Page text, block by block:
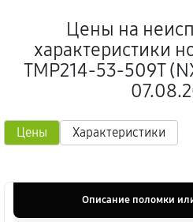
Цены на
характеристики
TMP214-53-509T
Цены Характеристики
Описание поломки